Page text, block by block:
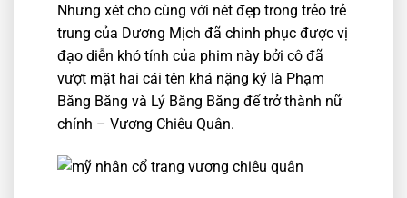
Nhưng xét cho cùng với nét đẹp trong trẻo trẻ
trung của Dương Mịch đã chinh phục được vị
đạo diễn khó tính của phim này bởi cô đã
vượt mặt hai cái tên khá nặng ký là Phạm
Băng Băng và Lý Băng Băng để trở thành nữ
chính – Vương Chiêu Quân.